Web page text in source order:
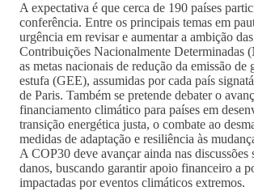
A expectativa é que cerca de 190 países
conferência. Entre os principais temas em
urgência em revisar e aumentar a ambição
Contribuições Nacionalmente Determinadas
as metas nacionais de redução da emissão de
estufa (GEE), assumidas por cada país
de Paris. Também se pretende debater o
financiamento climático para países em
transição energética justa, o combate ao
medidas de adaptação e resiliência às
A COP30 deve avançar ainda nas discussões
danos, buscando garantir apoio financeiro a
impactadas por eventos climáticos extremos.